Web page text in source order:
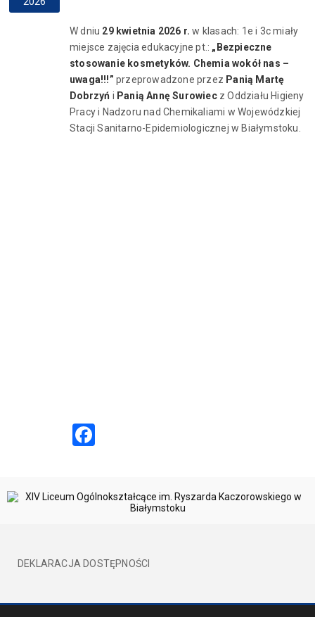
W dniu 29 kwietnia 2026 r. w klasach: 1e i 3c miały
miejsce zajęcia edukacyjne pt.: „Bezpieczne
stosowanie kosmetyków. Chemia wokół nas –
uwaga!!!” przeprowadzone przez Panią Martę
Dobrzyń i Panią Annę Surowiecz Oddziału Higieny
Pracy i Nadzoru nad Chemikaliami w Wojewódzkiej
Stacji Sanitarno-Epidemiologicznej w Białymstoku.
DEKLARACJA DOSTĘPNOŚCI